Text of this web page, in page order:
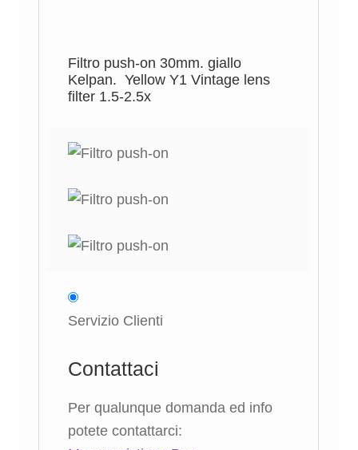
Filtro push-on 30mm. giallo
Kelpan. Yellow Y1 Vintage lens
filter 1.5-2.5x
Servizio Clienti
Contattaci
Per qualunque domanda ed info
potete contattarci: